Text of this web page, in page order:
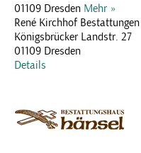
01109 Dresden Mehr »
René Kirchhof Bestattungen
Königsbrücker Landstr. 27
01109 Dresden
Details